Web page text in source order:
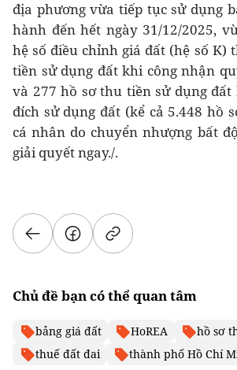
địa phương vừa tiếp tục sử dụng
hành đến hết ngày 31/12/2025,
hệ số điều chỉnh giá đất (hệ số K)
tiền sử dụng đất khi công nhận
và 277 hồ sơ thu tiền sử dụng
đích sử dụng đất (kể cả 5.448 hồ
cá nhân do chuyển nhượng bất
giải quyết ngay./.
Chủ đề bạn có thể quan tâm
bảng giá đất HoREA
hồ sơ
thuế đất đai
thành phố Hồ Chí